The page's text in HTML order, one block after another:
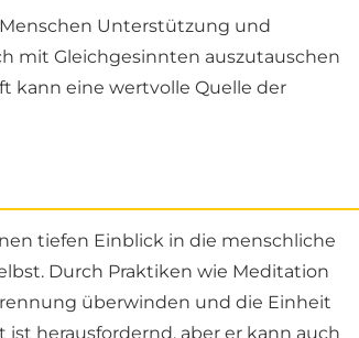
Unterstützung und
mit Gleichgesinnten auszutauschen
kann eine wertvolle Quelle der
tiefen Einblick in die menschliche
Durch Praktiken wie Meditation
überwinden und die Einheit
herausfordernd, aber er kann auch